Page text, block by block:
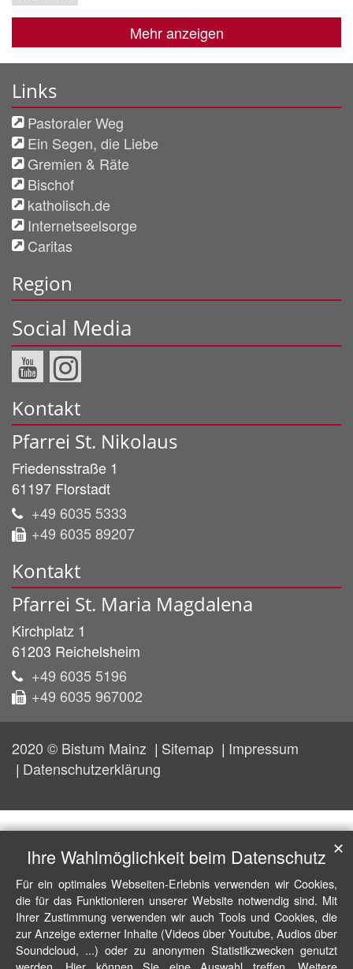
Mehr anzeigen
Links
Pastoraler Weg
Ein Segen, die Liebe
Gremien & Räte
Bischof
katholisch.de
Internetseelsorge
Caritas
Region
Social Media
Kontakt
Pfarrei St. Nikolaus
Friedensstraße 1
61197 Florstadt
+49 6035 5333
+49 6035 89207
Kontakt
Pfarrei St. Maria Magdalena
Kirchplatz 1
61203 Reichelsheim
+49 6035 5196
+49 6035 967002
2020 © Bistum Mainz Sitemap
Impressum
Datenschutzerklärung
Ihre Wahlmöglichkeit beim Datenschutz
Für ein optimales Webseiten-Erlebnis verwenden wir Cookies,
die für das Funktionieren unserer Website notwendig sind. Mit
Ihrer Zustimmung verwenden wir auch Tools und Cookies, die
zur Anzeige externer Inhalte (Videos über Youtube, Audios über
Soundcloud, ...) oder zu anonymen Statistikzwecken genutzt
✕